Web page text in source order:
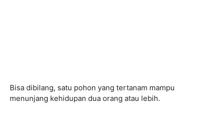
Bisa dibilang, satu pohon yang tertanam mampu
menunjang kehidupan dua orang atau lebih.